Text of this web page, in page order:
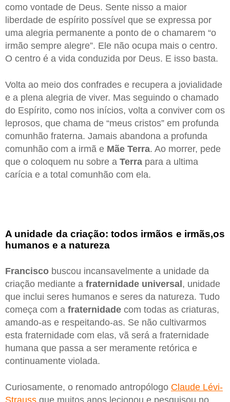
como vontade de Deus. Sente nisso a maior
liberdade de espírito possível que se expressa por
uma alegria permanente a ponto de o chamarem “o
irmão sempre alegre”. Ele não ocupa mais o centro.
O centro é a vida conduzida por Deus. E isso basta.
Volta ao meio dos confrades e recupera a jovialidade
e a plena alegria de viver. Mas seguindo o chamado
do Espírito, como nos inícios, volta a conviver com os
leprosos, que chama de “meus cristos” em profunda
comunhão fraterna. Jamais abandona a profunda
comunhão com a irmã e Mãe Terra. Ao morrer, pede
que o coloquem nu sobre a Terra para a ultima
carícia e a total comunhão com ela.
A unidade da criação: todos irmãos e irmãs,os
humanos e a natureza
Francisco buscou incansavelmente a unidade da
criação mediante a fraternidade universal, unidade
que inclui seres humanos e seres da natureza. Tudo
começa com a fraternidade com todas as criaturas,
amando-as e respeitando-as. Se não cultivarmos
esta fraternidade com elas, vã será a fraternidade
humana que passa a ser meramente retórica e
continuamente violada.
Curiosamente, o renomado antropólogo Claude Lévi-